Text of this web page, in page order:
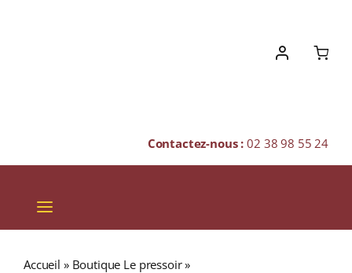
Contactez-nous :02 38 98 55 24
Toggle
Navigation
Accueil » Boutique Le pressoir»